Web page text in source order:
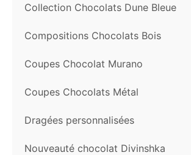
Collection Chocolats Dune Bleue
Compositions Chocolats Bois
Coupes Chocolat Murano
Coupes Chocolats Métal
Dragées personnalisées
Nouveauté chocolat Divinshka